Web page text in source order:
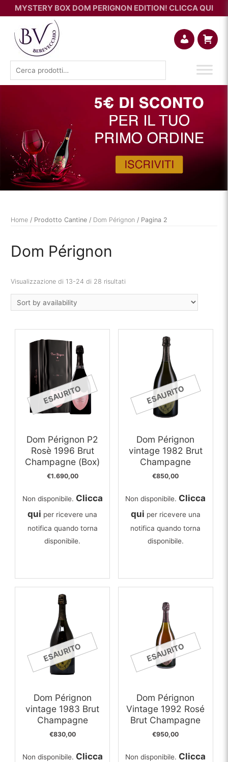
MYSTERY BOX DOM PERIGNON EDITION! CLICCA QUI
Cerca:
Home / Prodotto Cantine / Dom Pérignon / Pagina 2
Dom Pérignon
Visualizzazione di 13-24 di 28 risultati
ESAURITO
Dom Pérignon P2
Rosè 1996 Brut
Champagne (Box)
€1.690,00
Non disponibile. Clicca
qui per ricevere una
notifica quando torna
disponibile.
ESAURITO
Dom Pérignon
vintage 1982 Brut
Champagne
€850,00
Non disponibile. Clicca
qui per ricevere una
notifica quando torna
disponibile.
ESAURITO
Dom Pérignon
vintage 1983 Brut
Champagne
€830,00
Non disponibile. Clicca
ESAURITO
Dom Pérignon
Vintage 1992 Rosé
Brut Champagne
€950,00
Non disponibile. Clicca